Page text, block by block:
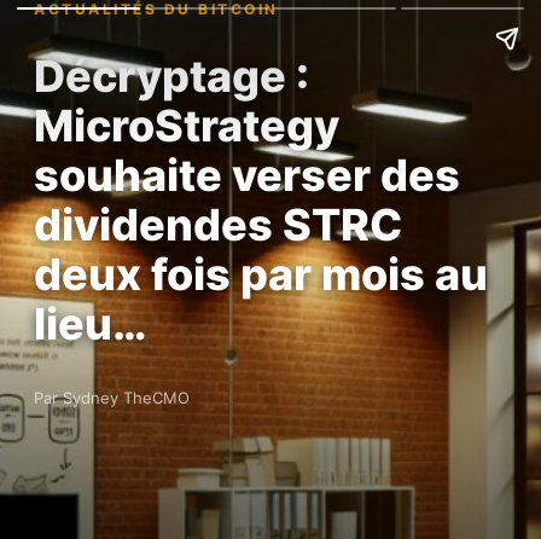
ACTUALITÉS DU BITCOIN
Décryptage :
MicroStrategy
souhaite verser des
dividendes STRC
deux fois par mois au
lieu…
Par Sydney TheCMO